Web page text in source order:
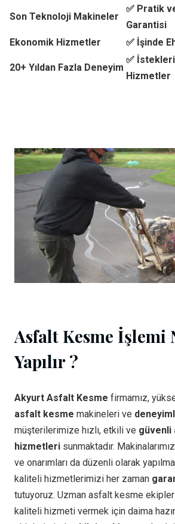
Son Teknoloji Makineler
✅ Pratik
Garantisi
Ekonomik Hizmetler
✅ İşinde
20+ Yıldan Fazla Deneyim
✅
Hizmetler
Asfalt Kesme İşlemi
Yapılır ?
Akyurt Asfalt Kesme firmamız,
asfalt kesme makineleri ve
müşterilerimize hızlı, etkili ve güvenli
hizmetleri sunmaktadır.
ve onarımları da düzenli olarak
kaliteli hizmetlerimizi her zaman
tutuyoruz. Uzman asfalt kesme
kaliteli hizmeti vermek için daima